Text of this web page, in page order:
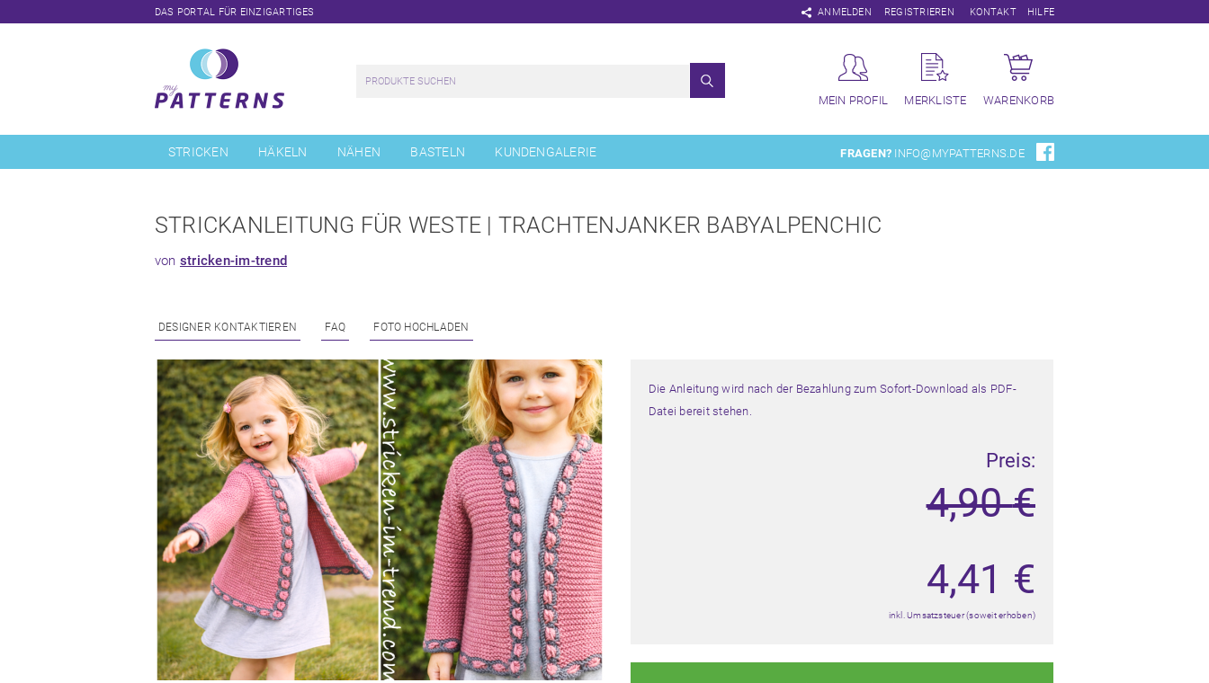
DAS PORTAL FÜR EINZIGARTIGES ANMELDEN
Navigation
überspringen
REGISTRIEREN KONTAKT HILFE
MEIN PROFIL MERKLISTE WARENKORB
überspringen
STRICKEN HÄKELN NÄHEN BASTELN KUNDENGALERIE FRAGEN? INFO@MYPATTERNS.DE
STRICKANLEITUNG FÜR WESTE | TRACHTENJANKER BABYALPENCHIC
von stricken-im-trend
DESIGNER KONTAKTIEREN FAQ FOTO HOCHLADEN
Die Anleitung wird nach der Bezahlung zum Sofort-Download als PDF-
Datei bereit stehen.
Preis:
4,90€
4,41 €
inkl. Umsatzsteuer (soweit erhoben)